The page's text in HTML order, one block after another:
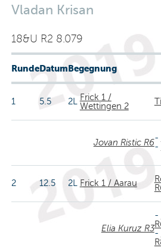
Vladan Krisan
18&U R2 8.079
RundeDatumBegegnung
1 5.5 2LFrick 1 /
Wettingen 2
Jovan Ristic R6-
-
2 12.5 2L Frick 1 / Aarau
Elia Kuruz R3
-
-